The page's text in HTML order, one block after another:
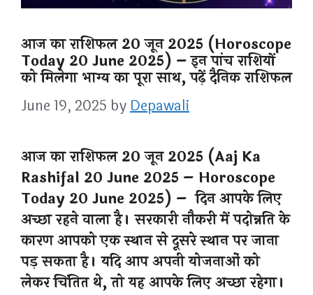
आज का राशिफल 20 जून 2025 (Horoscope
Today 20 June 2025) – इन पांच राशियों
को मिलेगा भाग्य का पूरा साथ, पढ़ें दैनिक राशिफल
June 19, 2025 byDepawali
आज का राशिफल 20 जून 2025 (Aaj Ka
Rashifal 20 June 2025 – Horoscope
Today 20 June 2025) – दिन आपके लिए
अच्छा रहने वाला है। सरकारी नौकरी में पदोन्नति के
कारण आपको एक स्थान से दूसरे स्थान पर जाना
पड़ सकता है। यदि आप अपनी योजनाओं को
लेकर चिंतित थे, तो यह आपके लिए अच्छा रहेगा।